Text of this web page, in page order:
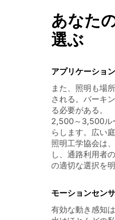
あなた
選ぶ
アプリケーショ
また、照明も場
される。パーキ
る必要がある。
2,500～3,500ル
らします。広い
照明工学協会は
し、通路利用者
の適切な選択を
モーションセン
有効な動き感知